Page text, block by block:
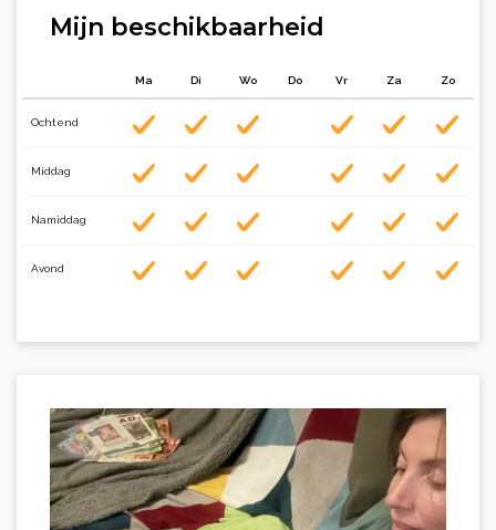
Mijn beschikbaarheid
Ma Di Wo Do Vr Za Zo
Ochtend
Middag
Namiddag
Avond